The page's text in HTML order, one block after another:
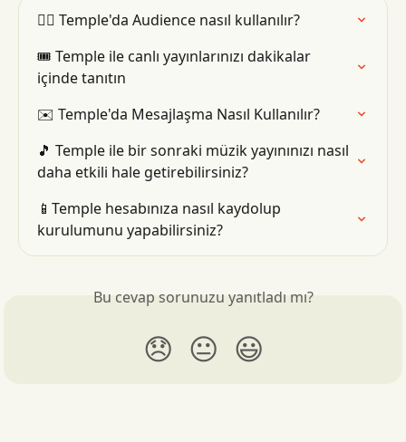
👯‍♂️ Temple'da Audience nasıl kullanılır?
🎟 Temple ile canlı yayınlarınızı dakikalar
içinde tanıtın
✉️ Temple'da Mesajlaşma Nasıl Kullanılır?
🎵 Temple ile bir sonraki müzik yayınınızı nasıl
daha etkili hale getirebilirsiniz?
📱Temple hesabınıza nasıl kaydolup
kurulumunu yapabilirsiniz?
Bu cevap sorunuzu yanıtladı mı?
😞 😐 😃